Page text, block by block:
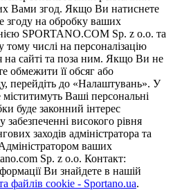
Вами згод. Якщо Ви натиснете
згоду на обробку ваших
SPORTANO.COM Sp. z o.o. та
числі на персоналізацію
на сайті та поза ним. Якщо Ви не
обмежити її обсяг або
перейдіть до «Налаштувань». У
Ваші персональні
буде законний інтерес
забезпеченні високого рівня
заходів адміністратора та
ваших
Sp. z o.o. Контакт:
Ви знайдете в нашій
файлів cookie - Sportano.ua.